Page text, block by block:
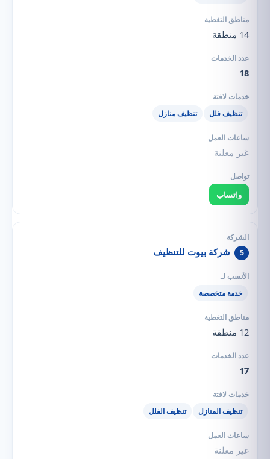
14 منطقة
18
تنظيف فلل تنظيف منازل
غير معلنة
واتساب
5 شركة بيوت للتنظيف
خدمة متخصصة
12 منطقة
17
تنظيف المنازل تنظيف الفلل
غير معلنة